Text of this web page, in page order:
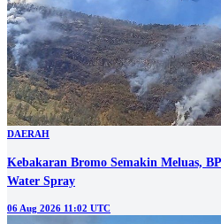
DAERAH
Kebakaran Bromo Semakin Meluas,
Water Spray
06 Aug 2026 11:02 UTC